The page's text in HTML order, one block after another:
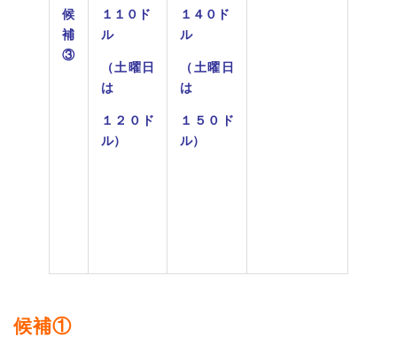
候
補
③
１１０ド
ル
（土曜日
は
１２０ド
ル）
１４０ド
ル
（土曜日
は
１５０ド
ル）
候補①